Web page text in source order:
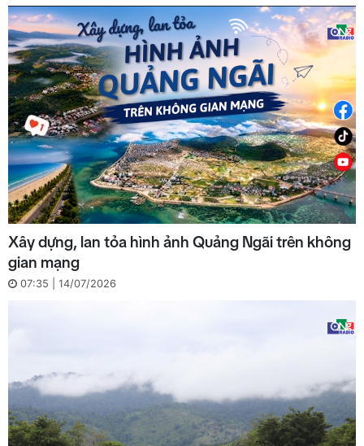
Xây dựng, lan tỏa hình ảnh Quảng Ngãi trên không
gian mạng
07:35 | 14/07/2026